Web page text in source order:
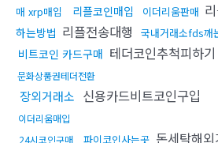
매 xrp매입
리플코인매입 이더리움판매
하는방법 리플전송대행 국내거래소fds깨
비트코인 카드구매 테더코인추척피하기
문화상품권테더전환
장외거래소 신용카드비트코인구입
이더리움매입
24시코인구매
파이코인사는곳 돈세탁해